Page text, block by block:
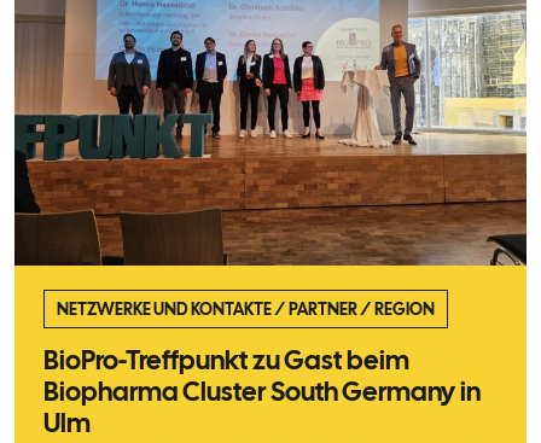
NETZWERKE UND KONTAKTE/ PARTNER/ REGION
BioPro-Treffpunkt zu Gast beim
Biopharma Cluster South Germany in
Ulm